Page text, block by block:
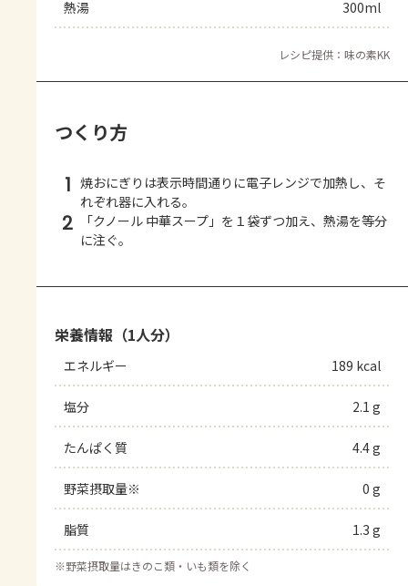
熱湯 300ml
レシピ提供：味の素KK
つくり方
1 焼おにぎりは表示時間通りに電子レンジで加熱し、そ
れぞれ器に入れる。
2
「クノール 中華スープ」を１袋ずつ加え、熱湯を等分
に注ぐ。
栄養情報（1人分）
エネルギー 189 kcal
塩分 2.1 g
たんぱく質 4.4 g
野菜摂取量※ 0 g
脂質 1.3 g
※野菜摂取量はきのこ類・いも類を除く